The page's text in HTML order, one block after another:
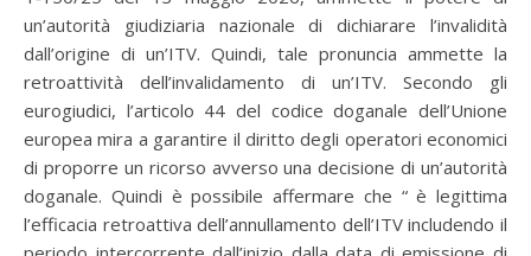
un’autorità giudiziaria nazionale di dichiarare l’invalidità
dall’origine di un’ITV. Quindi, tale pronuncia ammette la
retroattività dell’invalidamento di un’ITV. Secondo gli
eurogiudici, l’articolo 44 del codice doganale dell’Unione
europea mira a garantire il diritto degli operatori economici
di proporre un ricorso avverso una decisione di un’autorità
doganale. Quindi è possibile affermare che “ è legittima
l’efficacia retroattiva dell’annullamento dell’ITV includendo il